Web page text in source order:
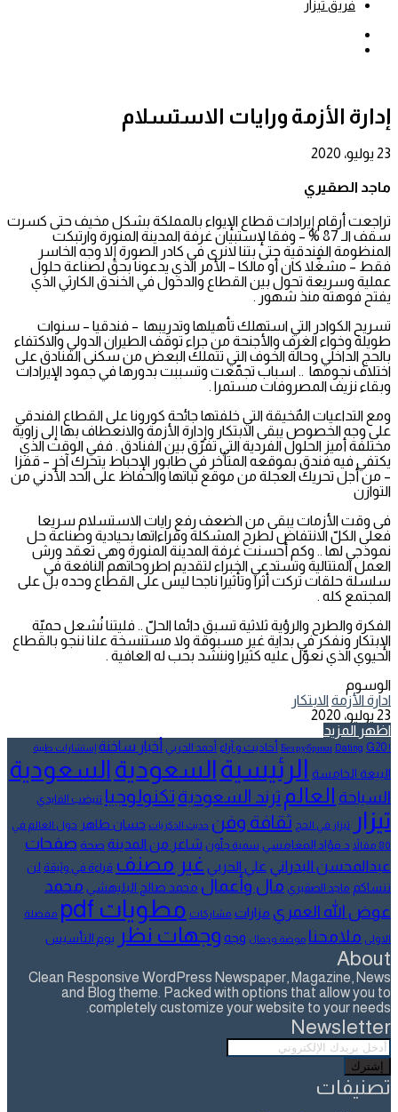
فريق تيزار
إدارة الأزمة ورايات الاستسلام
23 يوليو، 2020
ماجد الصقيري
تراجعت أرقام إيرادات قطاع الإيواء بالمملكة بشكل مخيف حتى كسرت
سقف الـ 87 % – وفقا لإستبيان غرفة المدينة المنورة وارتبكت
المنظومة الفندقية حتى بتنا لانرى في كادر الصورة إلا وجه الخاسر
فقط – مشغّلا كان أو مالكا – الأمر الذي يدعونا بحق لصناعة حلول
عملية وسريعة تحول بين القطاع والدخول في الخندق الكارثي الذي
يفتح فوهته منذ شهور .
تسريح الكوادر التي استهلك تأهيلها وتدريبها – فندقيا – سنوات
طويلة وخواء الغرف والأجنحة من جراء توقف الطيران الدولي والاكتفاء
بالحج الداخلي وحالة الخوف التي تتملك البعض من سكنى الفنادق على
اختلاف نجومها .. اسباب تجمّعت وتسببت بدورها في جمود الإيرادات
وبقاء نزيف المصروفات مستمرا .
ومع التداعيات المٌخيقة التي خلفتها جائحة كورونا على القطاع الفندقي
على وجه الخصوص يبقى الابتكار وإدارة الأزمة والانعطاف بها إلى زاوية
مختلفة أميز الحلول الفردية التي تفرّق بين الفنادق . ففي الوقت الذي
يكتفي فيه فندق بموقعه المتأخر في طابور الإحباط يتحرك آخر – قفزا
– من أجل تحريك العجلة من موقع ثباتها والحفاظ على الحد الأدني من
التوازن
فى وقت الأزمات يبقى من الضعف رفع رايات الاستسلام سريعا
فعلى الكلّ الانتفاض لطرح المشكلة وقراءاتها بحيادية وصناعة حل
نموذجي لها .. وكم أحسنت غرفة المدينة المنورة وهى تعقد ورش
العمل المتتالية وتستدعي الخبراء لتقديم اطروحاتهم النافعة في
سلسلة حلقات تركت أثرا وتأثيرا ناجحا ليس على القطاع وحده بل على
المجتمع كله .
الفكرة والطرح والرؤية ثلاثية تسبق دائما الحلّ .. فليتنا نُشعل حميّة
الإبتكار ونفكر في بداية غير مسبوقة ولا مستنسخة علنا ننجو بالقطاع
الحيوي الذي نعوّل عليه كثيرا وننشد بحب له العافية .
الوسوم
ادارة الأزمة الابتكار
23 يوليو، 2020
اظهر المزيد
! Без рубрики
Dating G20 أحاديث و آراء أحمد الحربي أخبار ساخنة إستشارات طبية
البيعة الخامسة الرئيسيةالسعوديةالسعودية
السياحة العالم ترند السعودية تكنولوجيا تنيضب الفايدي
تيزار تيزار في الحج ثقافة وفن حديث الذكريات حسان طاهر حول العالم في
80 مقالاً
د.فؤاد المغامسي سمية جلّون شاعر من المدينة صحة صفحات
عبدالمحسن البدراني علي الحربي غير مصنف قراءة في وثيقة لن
ننساكم ماجد الصقيري مال وأعمال محمد صالح البليهشي محمد
عوض الله العمري مزارات مشاركات مطويات pdf مفضلة
الاولى ملامحنا موضة وجمال وجه وجهات نظر يوم التأسيس
About
Clean Responsive WordPress Newspaper, Magazine, News
and Blog theme. Packed with options that allow you to
completely customize your website to your needs.
Newsletter
أدخل
بريدك
الإلكتروني
تصنيفات